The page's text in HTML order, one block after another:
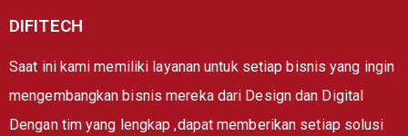
DIFITECH
Saat ini kami memiliki layanan untuk setiap bisnis yang ingin
mengembangkan bisnis mereka dari Design dan Digital
Dengan tim yang lengkap ,dapat memberikan setiap solusi